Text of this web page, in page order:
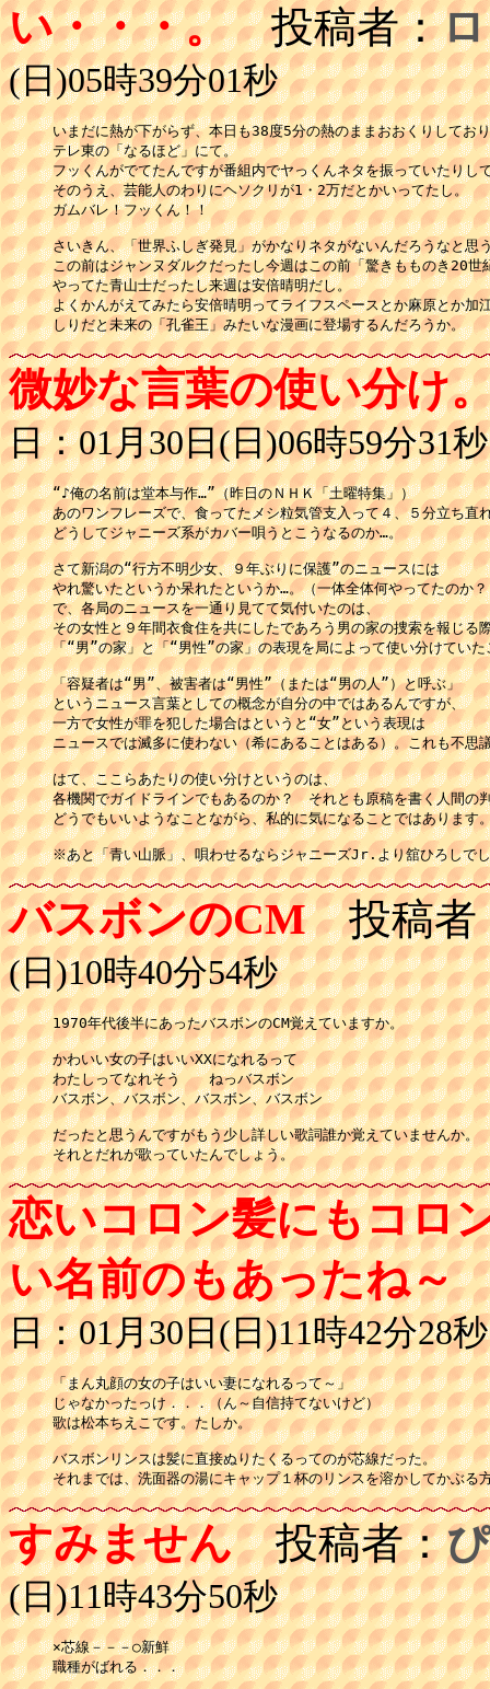
い・・・。投稿者：
(日)05時39分01秒
いまだに熱が下がらず、本日も38度5分の熱のままおおくりしてお
テレ東の「なるほど」にて。
フッくんがでてたんですが番組内でヤっくんネタを振っていたりし
そのうえ、芸能人のわりにヘソクリが1・2万だとかいってたし。
ガムバレ！フッくん！！
さいきん、「世界ふしぎ発見」がかなりネタがないんだろうなと思
この前はジャンヌダルクだったし今週はこの前「驚きもものき20世
やってた青山士だったし来週は安倍晴明だし。
よくかんがえてみたら安倍晴明ってライフスペースとか麻原とか加
微妙な言葉の使い分け
日：01月30日(日)06時59分31秒
“♪俺の名前は堂本与作…”（昨日のＮＨＫ「土曜特集」）
あのワンフレーズで、食ってたメシ粒気管支入って４、５分立ち直
どうしてジャニーズ系がカバー唄うとこうなるのか…。
さて新潟の“行方不明少女、９年ぶりに保護”のニュースには
やれ驚いたというか呆れたというか…。（一体全体何やってたのか
で、各局のニュースを一通り見てて気付いたのは、
その女性と９年間衣食住を共にしたであろう男の家の捜索を報じる
「“男”の家」と「“男性”の家」の表現を局によって使い分けていた
「容疑者は“男”、被害者は“男性”（または“男の人”）と呼ぶ」
というニュース言葉としての概念が自分の中ではあるんですが、
一方で女性が罪を犯した場合はというと“女”という表現は
ニュースでは滅多に使わない（希にあることはある）。これも不思
はて、ここらあたりの使い分けというのは、
各機関でガイドラインでもあるのか？　それとも原稿を書く人間の
どうでもいいようなことながら、私的に気になることではあります
※あと「青い山脈」、唄わせるならジャニーズJr.より舘ひろしで
バスボンのCM投稿者
(日)10時40分54秒
1970年代後半にあったバスボンのCM覚えていますか。
かわいい女の子はいいXXになれるって
わたしってなれそう　　ねっバスボン
バスボン、バスボン、バスボン、バスボン
だったと思うんですがもう少し詳しい歌詞誰か覚えていませんか。
それとだれが歌っていたんでしょう。
恋いコロン髪にもコロ
い名前のもあったね～
日：01月30日(日)11時42分28秒
「まん丸顔の女の子はいい妻になれるって～」
じゃなかったっけ．．．（ん～自信持てないけど）
歌は松本ちえこです。たしか。
バスボンリンスは髪に直接ぬりたくるってのが芯線だった。
それまでは、洗面器の湯にキャップ１杯のリンスを溶かしてかぶる
すみません投稿者：
(日)11時43分50秒
×芯線－－－○新鮮
職種がばれる．．．